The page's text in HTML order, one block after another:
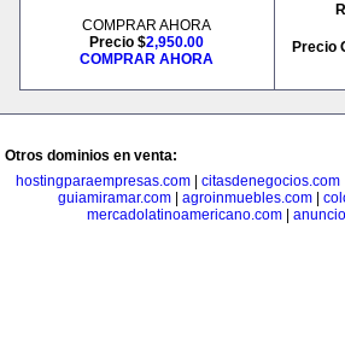
COMPRAR AHORA
Precio $2,950.00
COMPRAR AHORA
Precio
Otros dominios en venta:
hostingparaempresas.com| citasdenegocios.com
guiamiramar.com| agroinmuebles.com|
mercadolatinoamericano.com|